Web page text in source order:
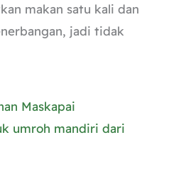
makan satu kali dan
jadi tidak
Maskapai
umroh mandiri dari